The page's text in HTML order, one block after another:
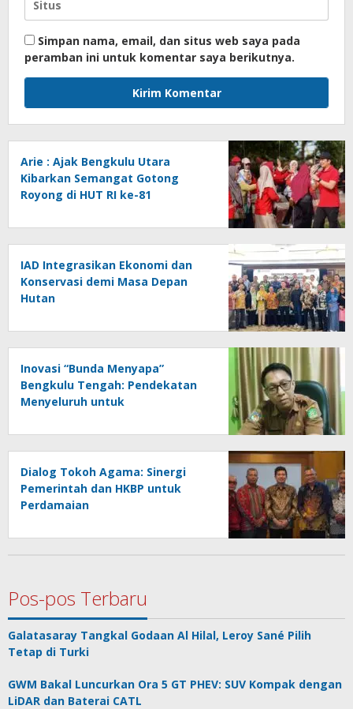
Simpan nama, email, dan situs web saya pada
peramban ini untuk komentar saya berikutnya.
Arie : Ajak Bengkulu Utara
Kibarkan Semangat Gotong
Royong di HUT RI ke-81
IAD Integrasikan Ekonomi dan
Konservasi demi Masa Depan
Hutan
Inovasi “Bunda Menyapa”
Bengkulu Tengah: Pendekatan
Menyeluruh untuk
Dialog Tokoh Agama: Sinergi
Pemerintah dan HKBP untuk
Perdamaian
Pos-pos Terbaru
Galatasaray Tangkal Godaan Al Hilal, Leroy Sané Pilih
Tetap di Turki
GWM Bakal Luncurkan Ora 5 GT PHEV: SUV Kompak dengan
LiDAR dan Baterai CATL